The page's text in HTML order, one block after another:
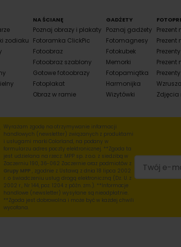
zodiaku
NA ŚCIANĘ
Poznaj obrazy i plakaty
Fotoramka ClickPic
Fotoobraz
Fotoobraz szablony
Gotowe fotoobrazy
Fotoplakat
Obraz w ramie
GADŻETY
Poznaj gadżety
Fotomagnesy
Fotokubek
Memorki
Fotopamiątka
Harmonijka
Wizytówki
Prezent
Prezent
Zdjęcia
Wyrażam zgodę na otrzymywanie informacji
handlowych (newsletter) związanych z produktami
i usługami marki Colorland, na podany w
formularzu adres poczty elektronicznej. **Zgoda ta
jest udzielana na rzecz: MPP sp. z o.o. z siedzibą w
Zaczerniu 190, 36-062 Zaczernie oraz podmiotów z
Grupy MPP, zgodnie z Ustawą z dnia 18 lipca 2002
r. o świadczeniu usług drogą elektroniczną (Dz. U. z
2002 r., Nr 144, poz. 1204 z późn. zm.). **Informacje
handlowe (newsletter) wysyłane są nieodpłatnie.
**Zgoda jest dobrowolna i może być w każdej chwili
wycofana.